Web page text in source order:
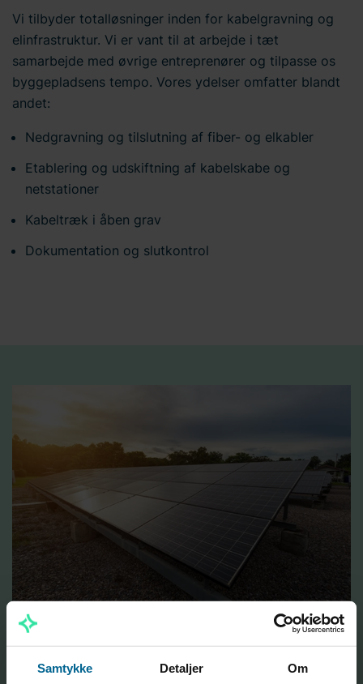
Samtykke Detaljer Om
Vi tilbyder totalløsninger inden for kabelgravning og
elinfrastruktur. Vi er vant til at arbejde i tæt
samarbejde med øvrige entreprenører og tilpasse os
byggepladsens tempo. Vores ydelser omfatter blandt
andet:
Nedgravning og tilslutning af fiber- og elkabler
Etablering og udskiftning af kabelskabe og
netstationer
Kabeltræk i åben grav
Dokumentation og slutkontrol
Solcelleparker og